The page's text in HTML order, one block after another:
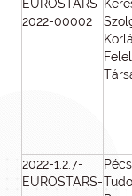
EUROSTARS-
2022-00002
2022-1.2.7-
EUROSTARS-